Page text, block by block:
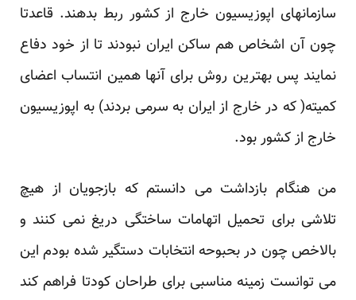
سازمانهای اپوزیسیون خارج از کشور ربط بدهند. قاعدتا
چون آن اشخاص هم ساکن ایران نبودند تا از خود دفاع
نمایند پس بهترین روش برای آنها همین انتساب اعضای
کمیته( که در خارج از ایران به سرمی بردند) به اپوزیسیون
خارج از کشور بود.
من هنگام بازداشت می دانستم که بازجویان از هیچ
تلاشی برای تحمیل اتهامات ساختگی دریغ نمی کنند و
بالاخص چون در بحبوحه انتخابات دستگیر شده بودم این
می توانست زمینه مناسبی برای طراحان کودتا فراهم کند